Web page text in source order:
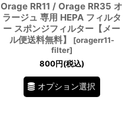
Orage RR11 / Orage RR35 オ
ラージュ 専用 HEPA フィルタ
ー スポンジフィルター【メー
ル便送料無料】
[oragerr11-
filter]
800円(税込)
オプション選択